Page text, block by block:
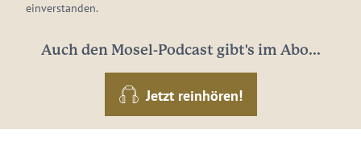
einverstanden.
Auch den Mosel-Podcast gibt's im Abo...
Jetzt reinhören!